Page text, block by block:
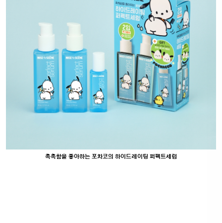
촉촉함을 좋아하는 포차코의 하이드레이팅 퍼펙트세럼